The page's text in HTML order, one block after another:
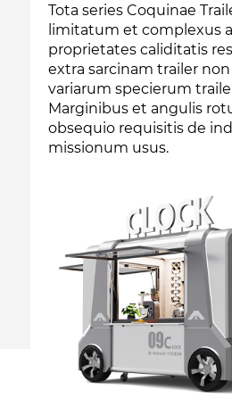
Tota series Coquinae
limitatum et complexus
proprietates caliditatis
extra sarcinam trailer
variarum specierum
Marginibus et angulis
obsequio requisitis de
missionum usus.